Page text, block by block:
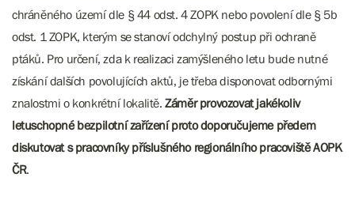
chráněného území dle § 44 odst. 4 ZOPK nebo povolení dle § 5b
odst. 1 ZOPK, kterým se stanoví odchylný postup při ochraně
ptáků. Pro určení, zda k realizaci zamýšleného letu bude nutné
získání dalších povolujících aktů, je třeba disponovat odbornými
znalostmi o konkrétní lokalitě.Záměr provozovat jakékoliv
letuschopné bezpilotní zařízení proto doporučujeme předem
diskutovat s pracovníky příslušného regionálního pracoviště AOPK
ČR.